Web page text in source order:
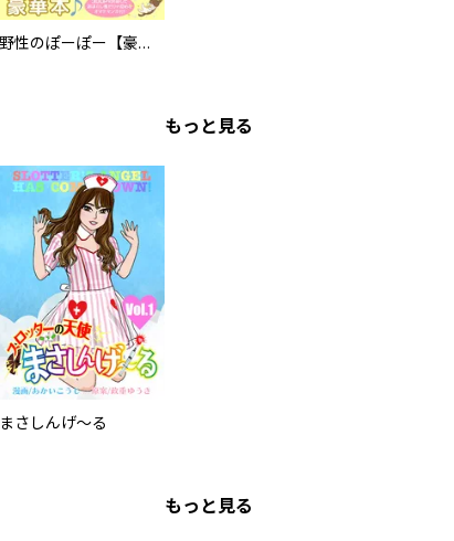
野性のぽーぽー【豪華版】
もっと見る
まさしんげ～る
もっと見る